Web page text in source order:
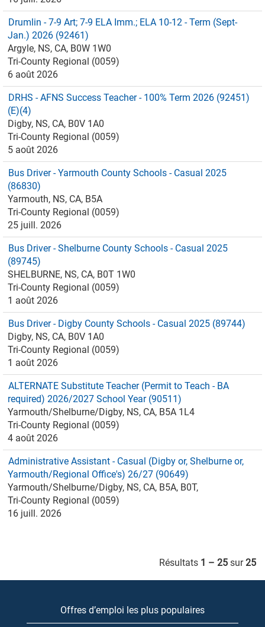
Drumlin - 7-9 Art; 7-9 ELA Imm.; ELA 10-12 - Term (Sept-
Jan.) 2026 (92461)
Argyle, NS, CA, B0W 1W0
Tri-County Regional (0059)
6 août 2026
DRHS - AFNS Success Teacher - 100% Term 2026 (92451)
(E)(4)
Digby, NS, CA, B0V 1A0
Tri-County Regional (0059)
5 août 2026
Bus Driver - Yarmouth County Schools - Casual 2025
(86830)
Yarmouth, NS, CA, B5A
Tri-County Regional (0059)
25 juill. 2026
Bus Driver - Shelburne County Schools - Casual 2025
(89745)
SHELBURNE, NS, CA, B0T 1W0
Tri-County Regional (0059)
1 août 2026
Bus Driver - Digby County Schools - Casual 2025 (89744)
Digby, NS, CA, B0V 1A0
Tri-County Regional (0059)
1 août 2026
ALTERNATE Substitute Teacher (Permit to Teach - BA
required) 2026/2027 School Year (90511)
Yarmouth/Shelburne/Digby, NS, CA, B5A 1L4
Tri-County Regional (0059)
4 août 2026
Administrative Assistant - Casual (Digby or, Shelburne or,
Yarmouth/Regional Office's) 26/27 (90649)
Yarmouth/Shelburne/Digby, NS, CA, B5A, B0T,
Tri-County Regional (0059)
16 juill. 2026
Résultats 1 – 25 sur25
Offres d’emploi les plus populaires